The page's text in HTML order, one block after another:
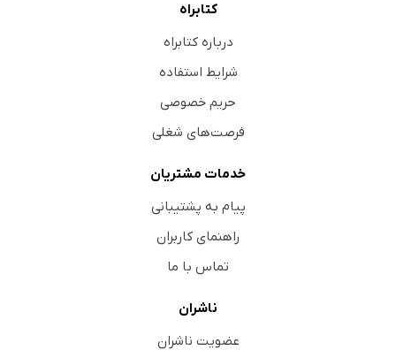
کتابراه
درباره کتابراه
شرایط استفاده
حریم خصوصی
فرصت‌های شغلی
خدمات مشتریان
پیام به پشتیبانی
راهنمای کاربران
تماس با ما
ناشران
عضویت ناشران